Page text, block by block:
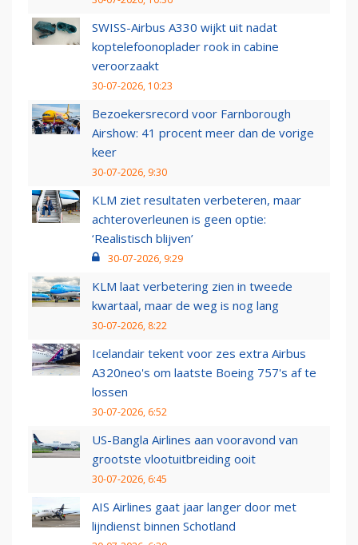
SWISS-Airbus A330 wijkt uit nadat
koptelefoonoplader rook in cabine
veroorzaakt
30-07-2026, 10:23
Bezoekersrecord voor Farnborough
Airshow: 41 procent meer dan de vorige
keer
30-07-2026, 9:30
KLM ziet resultaten verbeteren, maar
achteroverleunen is geen optie:
‘Realistisch blijven’
30-07-2026, 9:29
KLM laat verbetering zien in tweede
kwartaal, maar de weg is nog lang
30-07-2026, 8:22
Icelandair tekent voor zes extra Airbus
A320neo's om laatste Boeing 757's af te
lossen
30-07-2026, 6:52
US-Bangla Airlines aan vooravond van
grootste vlootuitbreiding ooit
30-07-2026, 6:45
AIS Airlines gaat jaar langer door met
lijndienst binnen Schotland